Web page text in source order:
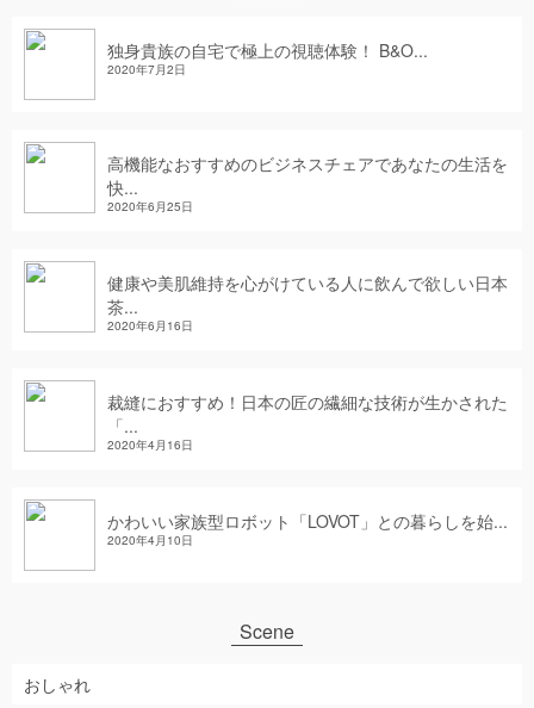
独身貴族の自宅で極上の視聴体験！ B&O...
2020年7月2日
高機能なおすすめのビジネスチェアであなたの生活を
快...
2020年6月25日
健康や美肌維持を心がけている人に飲んで欲しい日本
茶...
2020年6月16日
裁縫におすすめ！日本の匠の繊細な技術が生かされた
「...
2020年4月16日
かわいい家族型ロボット「LOVOT」との暮らしを始...
2020年4月10日
Scene
おしゃれ